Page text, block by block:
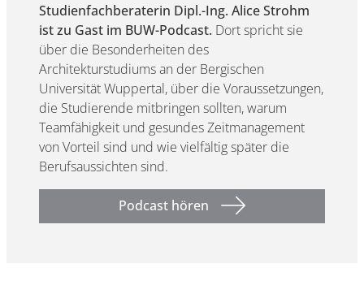
Studienfachberaterin Dipl.-Ing. Alice Strohm
ist zu Gast im BUW-Podcast. Dort spricht sie
über die Besonderheiten des
Architekturstudiums an der Bergischen
Universität Wuppertal, über die Voraussetzungen,
die Studierende mitbringen sollten, warum
Teamfähigkeit und gesundes Zeitmanagement
von Vorteil sind und wie vielfältig später die
Berufsaussichten sind.
Podcast hören